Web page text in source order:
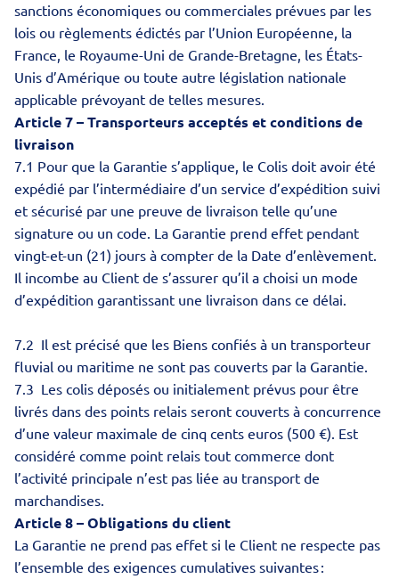
sanctions économiques ou commerciales prévues par les
lois ou règlements édictés par l’Union Européenne, la
France, le Royaume-Uni de Grande-Bretagne, les États-
Unis d’Amérique ou toute autre législation nationale
applicable prévoyant de telles mesures.
Article 7 – Transporteurs acceptés et conditions de
livraison
7.1 Pour que la Garantie s’applique, le Colis doit avoir été
expédié par l’intermédiaire d’un service d’expédition suivi
et sécurisé par une preuve de livraison telle qu’une
signature ou un code. La Garantie prend effet pendant
vingt-et-un (21) jours à compter de la Date d’enlèvement.
Il incombe au Client de s’assurer qu’il a choisi un mode
d’expédition garantissant une livraison dans ce délai.
7.2 Il est précisé que les Biens confiés à un transporteur
fluvial ou maritime ne sont pas couverts par la Garantie.
7.3 Les colis déposés ou initialement prévus pour être
livrés dans des points relais seront couverts à concurrence
d’une valeur maximale de cinq cents euros (500 €). Est
considéré comme point relais tout commerce dont
l’activité principale n’est pas liée au transport de
marchandises.
Article 8 – Obligations du client
La Garantie ne prend pas effet si le Client ne respecte pas
l’ensemble des exigences cumulatives suivantes :